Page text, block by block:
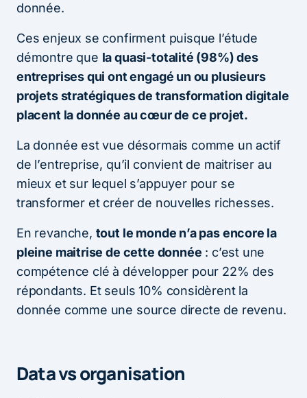
donnée.
Ces enjeux se confirment puisque l’étude
démontre que la quasi-totalité (98%) des
entreprises qui ont engagé un ou plusieurs
projets stratégiques de transformation digitale
placent la donnée au cœur de ce projet.
La donnée est vue désormais comme un actif
de l’entreprise, qu’il convient de maitriser au
mieux et sur lequel s’appuyer pour se
transformer et créer de nouvelles richesses.
En revanche, tout le monde n’a pas encore la
pleine maitrise de cette donnée : c’est une
compétence clé à développer pour 22% des
répondants. Et seuls 10% considèrent la
donnée comme une source directe de revenu.
Data vs organisation